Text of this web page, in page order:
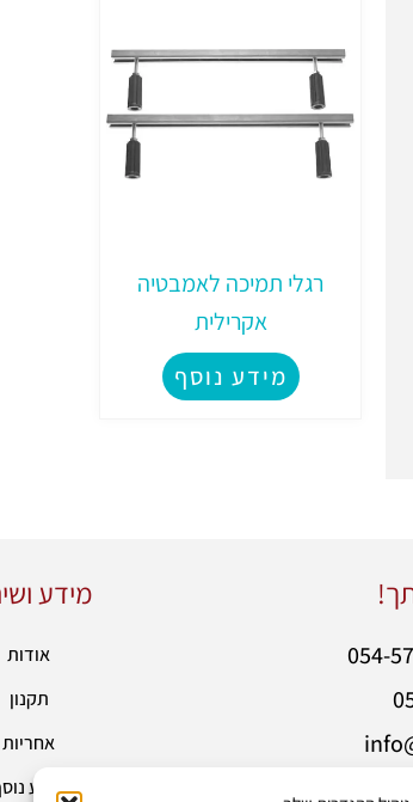
רגלי תמיכה לאמבטיה
אקרילית
מידע נוסף
מידע
אודות
תקנון
אחריות
מידע